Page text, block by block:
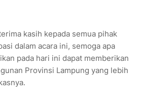
kasih kepada semua pihak
dalam acara ini, semoga apa
pada hari ini dapat memberikan
Provinsi Lampung yang lebih